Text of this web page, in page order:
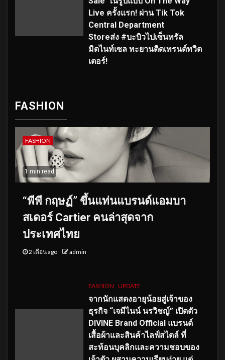
Live ครั้งแรก! ผ่าน Tik Tok
Central Department
Storeส่ง #บะบิวไปเซ็นทรัล
มิดไนท์เซล ทะยานติดเทรนด์ทวิต
เตอร์!
FASHION
FASHION
1 min read
“พีพี กฤษฏ์” ขึ้นแท่นแบรนด์แอมบา
สเดอร์ Cartier คนล่าสุดจาก
ประเทศไทย
2 เดือน ago admin
FASHION UPDATE
จากนักแสดงอายุน้อยสู่เจ้าของ
ธุรกิจ “เจมีไนน์ นรวิชญ์” เปิดตัว
DIVINE Brand Official แบรนด์
เสื้อผ้าและสินค้าไลฟ์สไตล์ ที่
สะท้อนบุคลิกและความชอบของ